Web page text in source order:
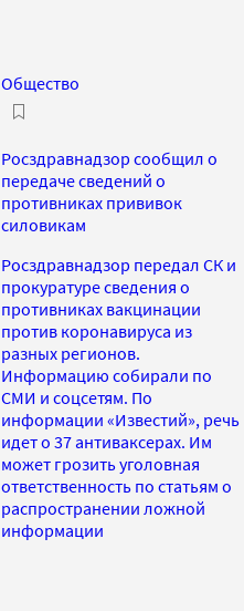
Общество
Росздравнадзор сообщил о
передаче сведений о
противниках прививок
силовикам
Росздравнадзор передал СК и
прокуратуре сведения о
противниках вакцинации
против коронавируса из
разных регионов.
Информацию собирали по
СМИ и соцсетям. По
информации «Известий», речь
идет о 37 антиваксерах. Им
может грозить уголовная
ответственность по статьям о
распространении ложной
информации